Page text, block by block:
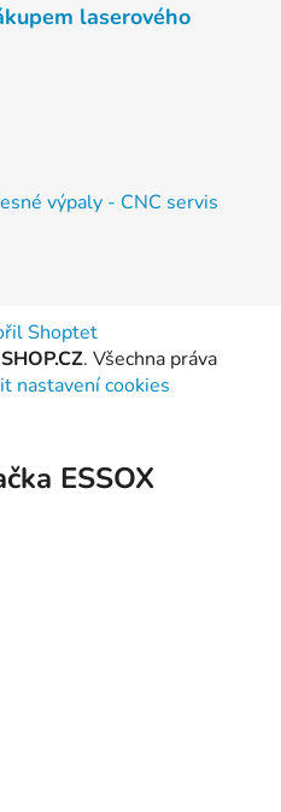
laserového
výpaly - CNC servis
Shoptet
. Všechna práva
nastavení cookies
ESSOX